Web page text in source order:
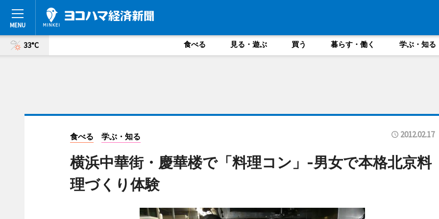
33°C 食べる 見る・遊ぶ 買う 暮らす・働く 学ぶ・知る
食べる 学ぶ・知る 2012.02.17
横浜中華街・慶華楼で「料理コン」-男女で本格北京料
理づくり体験